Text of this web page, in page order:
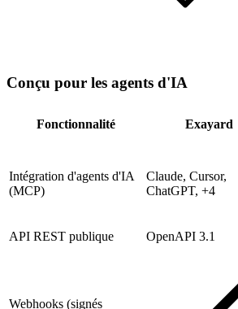
Conçu pour les agents d'IA
Fonctionnalité Exayard
Intégration d'agents d'IA
(MCP)
Claude, Cursor,
ChatGPT, +4
API REST publique OpenAPI 3.1
Webhooks (signés